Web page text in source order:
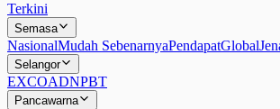
Terkini
Semasa
NasionalMudah SebenarnyaPendapatGlobal
Selangor
EXCOADNPBT
Pancawarna